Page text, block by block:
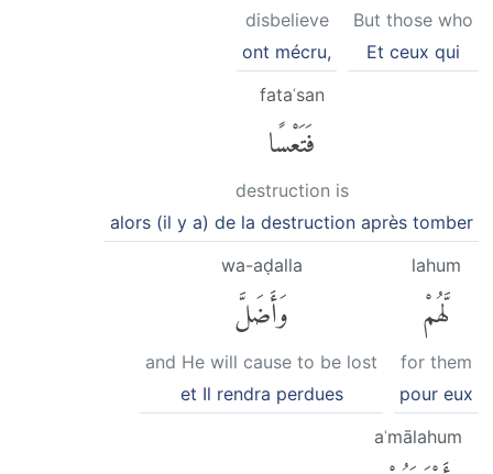
But those who
Et ceux qui
disbelieve
ont mécru,
fataʿsan
فَتَعْسًا
destruction is
alors (il y a) de la destruction après tomber
lahum
لَّهُمْ
for them
pour eux
wa-aḍalla
وَأَضَلَّ
and He will cause to be lost
et Il rendra perdues
aʿmālahum